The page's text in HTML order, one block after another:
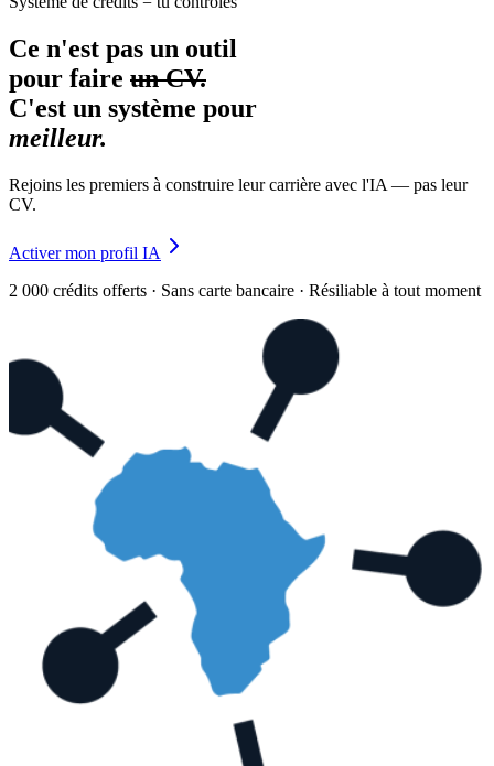
Ce n'est pas un outil
pour faire un CV.
C'est un système pour
meilleur.
Rejoins les premiers à construire leur carrière avec l'IA — pas leur
CV.
Activer mon profil IA
2 000 crédits offerts · Sans carte bancaire · Résiliable à tout moment